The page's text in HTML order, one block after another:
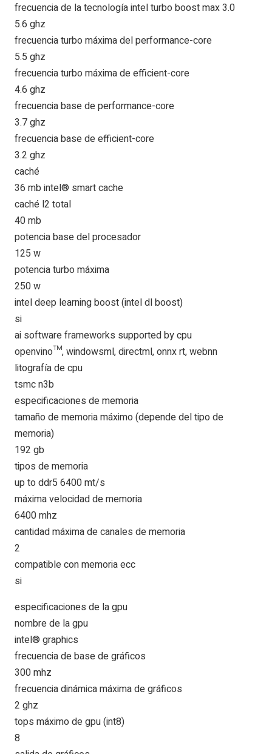
frecuencia de la tecnología intel turbo boost max 3.0
5.6 ghz
frecuencia turbo máxima del performance-core
5.5 ghz
frecuencia turbo máxima de efficient-core
4.6 ghz
frecuencia base de performance-core
3.7 ghz
frecuencia base de efficient-core
3.2 ghz
caché
36 mb intel® smart cache
caché l2 total
40 mb
potencia base del procesador
125 w
potencia turbo máxima
250 w
intel deep learning boost (intel dl boost)
si
ai software frameworks supported by cpu
openvino™, windowsml, directml, onnx rt, webnn
litografía de cpu
tsmc n3b
especificaciones de memoria
tamaño de memoria máximo (depende del tipo de
memoria)
192 gb
tipos de memoria
up to ddr5 6400 mt/s
máxima velocidad de memoria
6400 mhz
cantidad máxima de canales de memoria
2
compatible con memoria ecc
si
especificaciones de la gpu
nombre de la gpu
intel® graphics
frecuencia de base de gráficos
300 mhz
frecuencia dinámica máxima de gráficos
2 ghz
tops máximo de gpu (int8)
8